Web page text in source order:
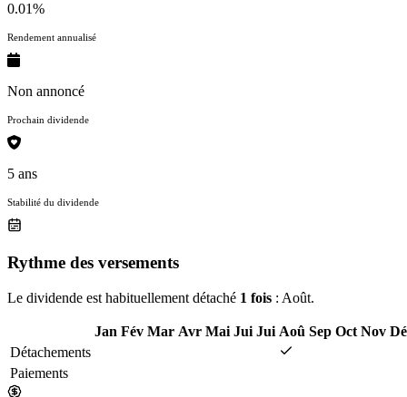
0.01%
Rendement annualisé
Non annoncé
Prochain dividende
5 ans
Stabilité du dividende
Rythme des versements
Le dividende est habituellement détaché 1 fois : Août.
Jan Fév Mar Avr Mai Jui Jui Aoû Sep Oct Nov
Détachements
Paiements